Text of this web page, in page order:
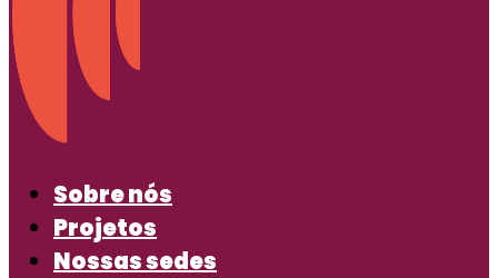
Sobre nós
Projetos
Nossas sedes